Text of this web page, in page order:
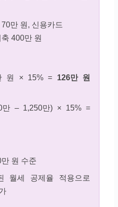
만 원, 신용카드
400만 원
원 × 15% = 126만 원
만 – 1,250만) × 15% =
원 수준
월세 공제율 적용으로